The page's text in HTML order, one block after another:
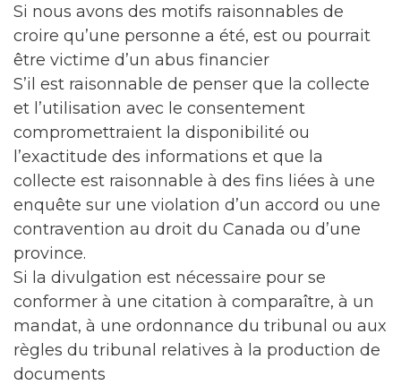
Si nous avons des motifs raisonnables de
croire qu’une personne a été, est ou pourrait
être victime d’un abus financier
S’il est raisonnable de penser que la collecte
et l’utilisation avec le consentement
compromettraient la disponibilité ou
l’exactitude des informations et que la
collecte est raisonnable à des fins liées à une
enquête sur une violation d’un accord ou une
contravention au droit du Canada ou d’une
province.
Si la divulgation est nécessaire pour se
conformer à une citation à comparaître, à un
mandat, à une ordonnance du tribunal ou aux
règles du tribunal relatives à la production de
documents